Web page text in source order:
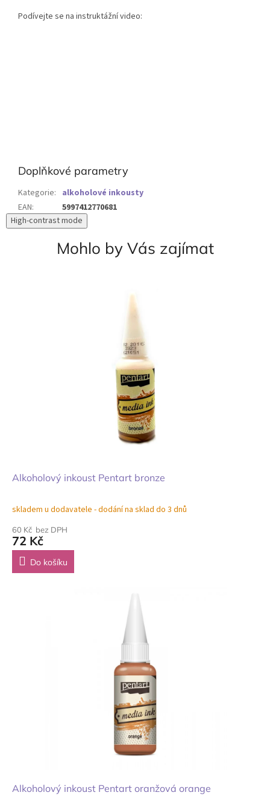
Podívejte se na instruktážní video:
Doplňkové parametry
Kategorie: alkoholové inkousty
EAN:
5997412770681
High-contrast mode
Mohlo by Vás zajímat
Alkoholový inkoust Pentart bronze
skladem u dodavatele - dodání na sklad do 3 dnů
60 Kč bez DPH
72 Kč
Do košíku
Alkoholový inkoust Pentart oranžová orange